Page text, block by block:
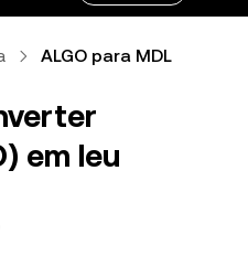
ALGO para MDL
em leu